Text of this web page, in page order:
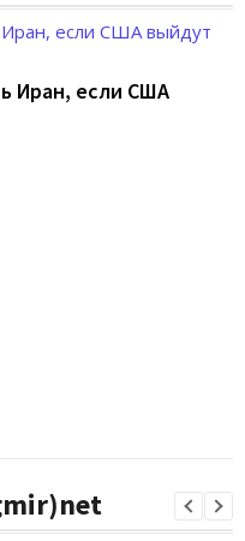
Иран, если США